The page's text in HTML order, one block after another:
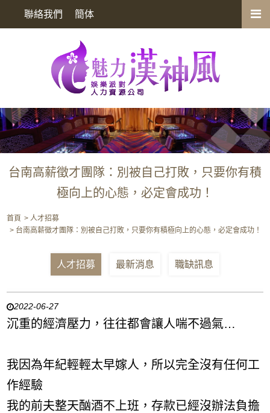
聯絡我們 簡体
台南高薪徵才團隊：別被自己打敗，只要你有積
極向上的心態，必定會成功！
首頁
人才招募
台南高薪徵才團隊：別被自己打敗，只要你有積極向上的心態，必定會成功！
人才招募 最新消息 職缺訊息
2022-06-27
沉重的經濟壓力，往往都會讓人喘不過氣…
我因為年紀輕輕太早嫁人，所以完全沒有任何工
作經驗
我的前夫整天酗酒不上班，存款已經沒辦法負擔